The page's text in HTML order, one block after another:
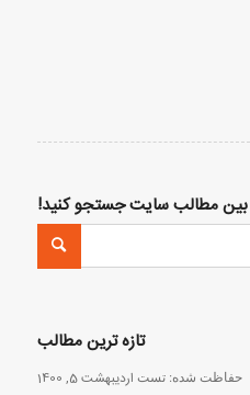
بین مطالب سایت جستجو کنید!
تازه ترین مطالب
حفاظت شده: تست اردیبهشت 5, 1400